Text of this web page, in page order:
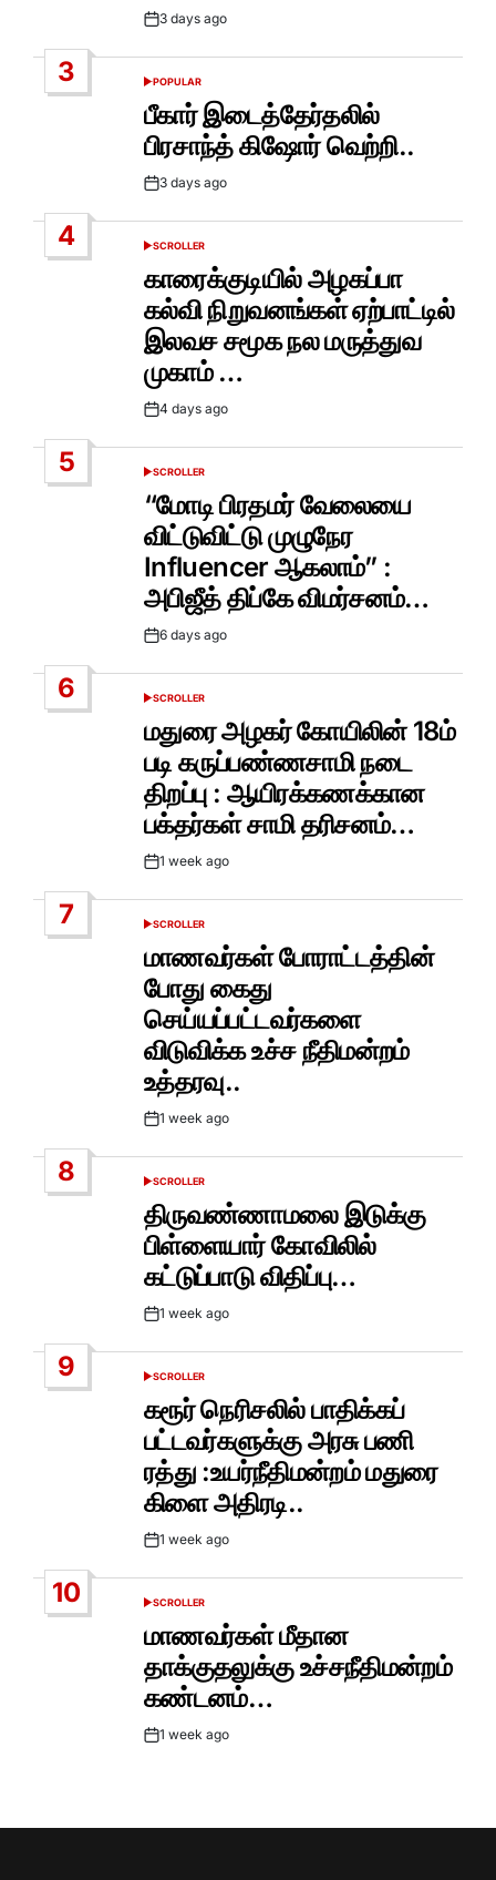
Post3 days ago
3
POSTED
IN
POPULAR
பீகார் இடைத்தேர்தலில்
பிரசாந்த் கிஷோர் வெற்றி..
Post3 days ago
4
POSTED
SCROLLER
காரைக்குடியில் அழகப்பா
கல்வி நிறுவனங்கள் ஏற்பாட்டில்
இலவச சமூக நல மருத்துவ
முகாம் …
Post4 days ago
5
POSTED
IN
SCROLLER
“மோடி பிரதமர் வேலையை
விட்டுவிட்டு முழுநேர
Influencer ஆகலாம்” :
அபிஜீத் திப்கே விமர்சனம்…
Post6 days ago
6
POSTED
SCROLLER
மதுரை அழகர் கோயிலின் 18ம்
படி கருப்பண்ணசாமி நடை
திறப்பு : ஆயிரக்கணக்கான
பக்தர்கள் சாமி தரிசனம்…
Post1 week ago
7
POSTED
SCROLLER
மாணவர்கள் போராட்டத்தின்
போது கைது
செய்யப்பட்டவர்களை
விடுவிக்க உச்ச நீதிமன்றம்
உத்தரவு..
Post1 week ago
8
POSTED
SCROLLER
திருவண்ணாமலை இடுக்கு
பிள்ளையார் கோவிலில்
கட்டுப்பாடு விதிப்பு…
Post1 week ago
9
POSTED
SCROLLER
கரூர் நெரிசலில் பாதிக்கப்
பட்டவர்களுக்கு அரசு பணி
ரத்து :உயர்நீதிமன்றம் மதுரை
கிளை அதிரடி..
Post1 week ago
10
POSTED
SCROLLER
மாணவர்கள் மீதான
தாக்குதலுக்கு உச்சநீதிமன்றம்
கண்டனம்…
Post1 week ago